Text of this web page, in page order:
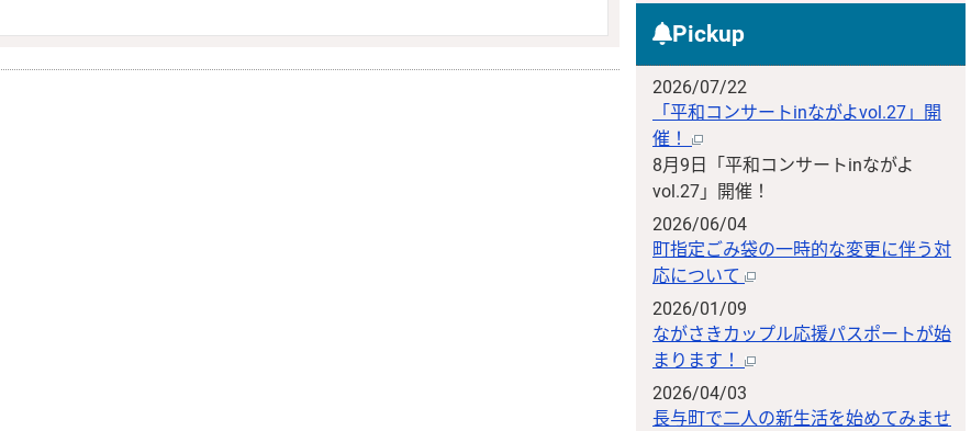
Pickup
2026/07/22
「平和コンサートinながよvol.27」開
催！
8月9日「平和コンサートinながよ
vol.27」開催！
2026/06/04
町指定ごみ袋の一時的な変更に伴う対
応について
2026/01/09
ながさきカップル応援パスポートが始
まります！
2026/04/03
長与町で二人の新生活を始めてみませ